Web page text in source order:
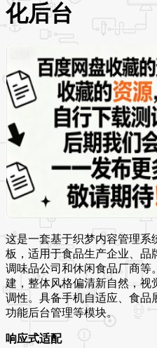
化后台
这是一套基于织梦内容管理系
板，适用于食品生产企业、品
调味品公司和休闲食品厂商等
建，整体风格偏清新自然，视
调性。具备手机自适应、食品
功能后台管理等模块。
响应式适配